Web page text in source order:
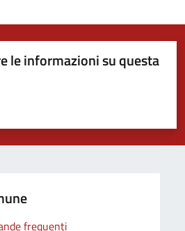
le informazioni su questa
stelle su 5
su 5
5
frequenti